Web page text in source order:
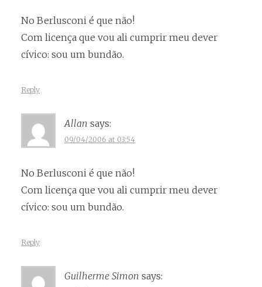
No Berlusconi é que não!
Com licença que vou ali cumprir meu dever
cívico: sou um bundão.
Reply
Allan says:
09/04/2006 at 03:54
No Berlusconi é que não!
Com licença que vou ali cumprir meu dever
cívico: sou um bundão.
Reply
Guilherme Simon says: